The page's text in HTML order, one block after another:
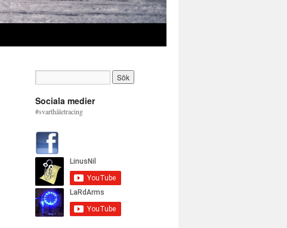
Sociala medier
#svarthåletracing